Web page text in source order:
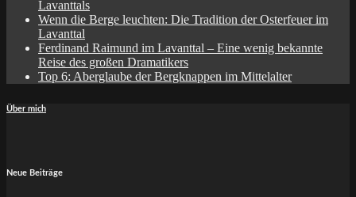
Lavanttals
Wenn die Berge leuchten: Die Tradition der Osterfeuer im
Lavanttal
Ferdinand Raimund im Lavanttal – Eine wenig bekannte
Reise des großen Dramatikers
Top 6: Aberglaube der Bergknappen im Mittelalter
Über mich
Neue Beiträge